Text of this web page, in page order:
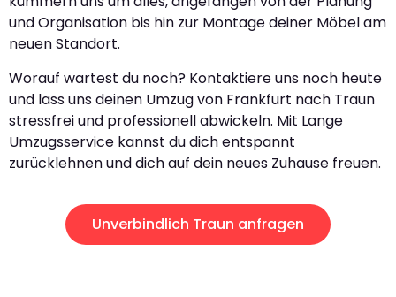
und Organisation bis hin zur Montage deiner Möbel am
neuen Standort.
Worauf wartest du noch? Kontaktiere uns noch heute
und lass uns deinen Umzug von Frankfurt nach Traun
stressfrei und professionell abwickeln. Mit Lange
Umzugsservice kannst du dich entspannt
zurücklehnen und dich auf dein neues Zuhause freuen.
Unverbindlich Traun anfragen